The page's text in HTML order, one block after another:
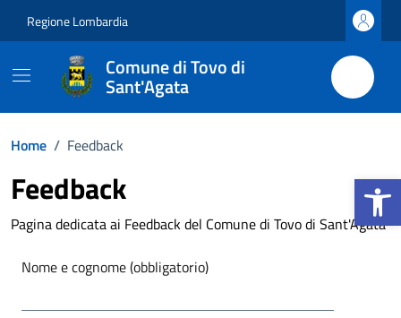
Apri la
Regione Lombardia
Comune di Tovo di
Sant'Agata
Home / Feedback
Feedback
Pagina dedicata ai Feedback del Comune di Tovo di Sant'Agata
Nome e cognome (obbligatorio)